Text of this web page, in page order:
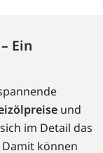
Ein
und
im Detail das
können